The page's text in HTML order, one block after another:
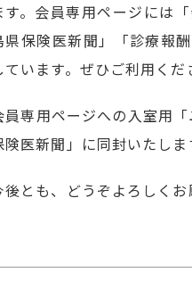
す。会員専用ページには
県保険医新聞」「診療報
ています。ぜひご利用くだ
員専用ページへの入室用
険医新聞」に同封いたしま
後とも、どうぞよろしくお